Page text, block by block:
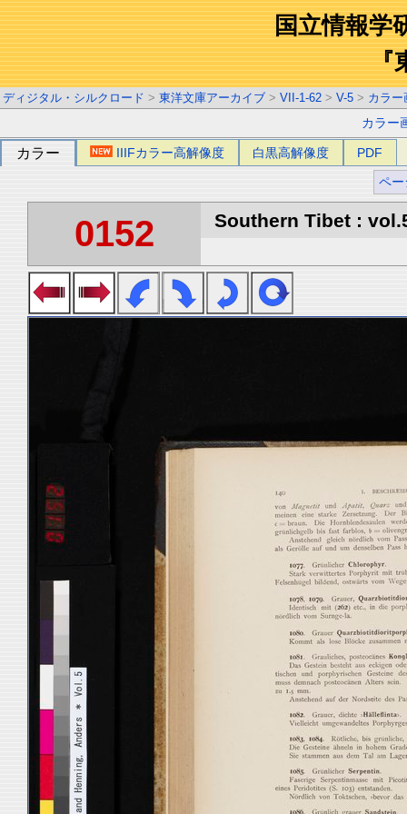
国立情報学
『
ディジタル・シルクロード > 東洋文庫アーカイブ > VII-1-62 > V-5 > カラー
カラー
カラー IIIFカラー高解像度 白黒高解像度 PDF
ペー
0152 Southern Tibet :